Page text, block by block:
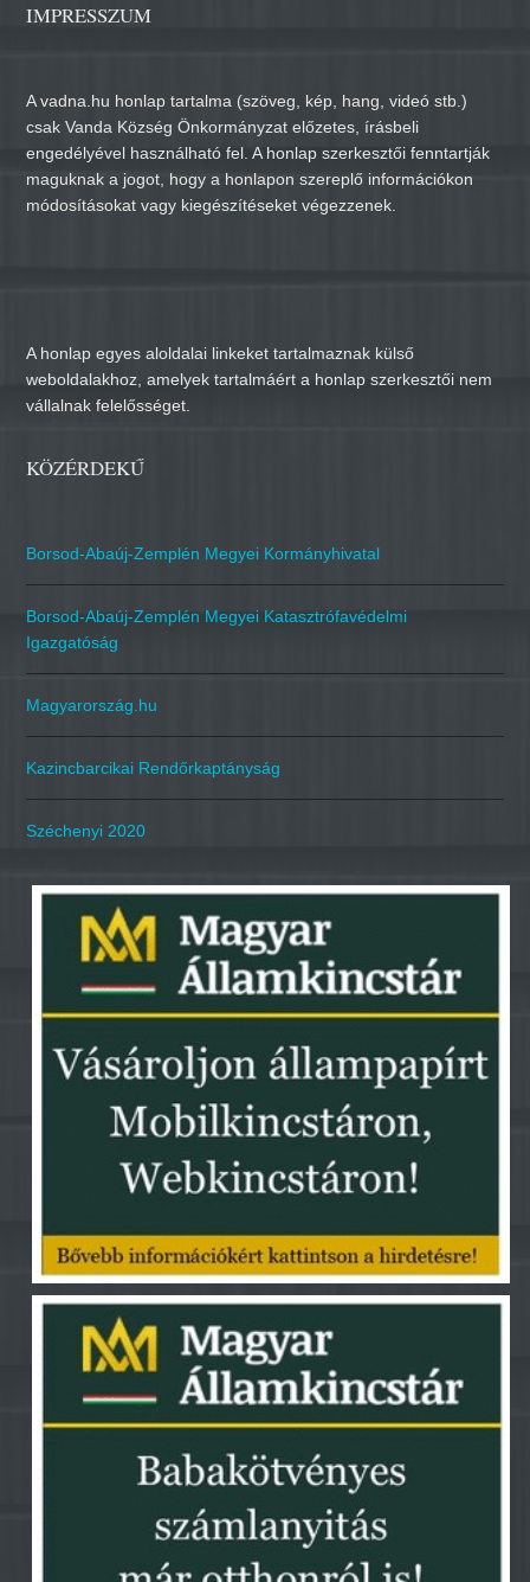
IMPRESSZUM
A vadna.hu honlap tartalma (szöveg, kép, hang, videó stb.)
csak Vanda Község Önkormányzat előzetes, írásbeli
engedélyével használható fel. A honlap szerkesztői fenntartják
maguknak a jogot, hogy a honlapon szereplő információkon
módosításokat vagy kiegészítéseket végezzenek.
A honlap egyes aloldalai linkeket tartalmaznak külső
weboldalakhoz, amelyek tartalmáért a honlap szerkesztői nem
vállalnak felelősséget.
KÖZÉRDEKŰ
Borsod-Abaúj-Zemplén Megyei Kormányhivatal
Borsod-Abaúj-Zemplén Megyei Katasztrófavédelmi
Igazgatóság
Magyarország.hu
Kazincbarcikai Rendőrkaptányság
Széchenyi 2020